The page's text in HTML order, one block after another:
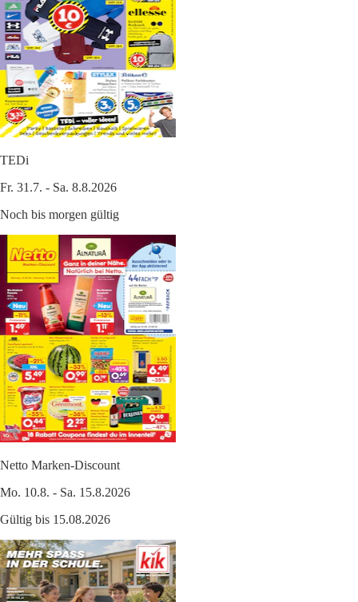
TEDi
Fr. 31.7. - Sa. 8.8.2026
Noch bis morgen gültig
Netto Marken-Discount
Mo. 10.8. - Sa. 15.8.2026
Gültig bis 15.08.2026